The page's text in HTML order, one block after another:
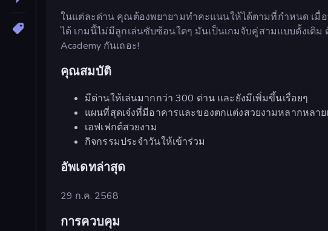
ในแต่ละด่าน คุณต้องพยายามทำคะแนนให้ได้ตามที่กำหนด เมื่
ได้ เกมนี้ไม่มีลูกเล่นซับซ้อนใดๆ มันเป็นเกมจับคู่สามแบบดั้งเดิ
Academy กันเถอะ!
คุณสมบัติ
มีด่านให้เล่นมากกว่า 300 ด่าน และยังมีเพิ่มขึ้นเรื่อยๆ
แผนที่สุดเจ๋งที่มีอาคารและของตกแต่งสวยงามหลากหลา
เอฟเฟกต์สวยงาม
กิจกรรมประจำวันให้เข้าร่วม
อัพเดทล่าสุด
29 ก.ค. 2568
การควบคุม